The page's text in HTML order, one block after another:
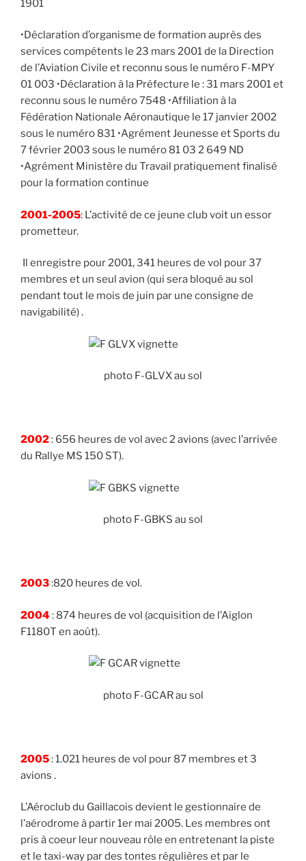
1901
•Déclaration d’organisme de formation auprès des
services compétents le 23 mars 2001 de la Direction
de l’Aviation Civile et reconnu sous le numéro F-MPY
01 003 •Déclaration à la Préfecture le : 31 mars 2001 et
reconnu sous le numéro 7548 •Affiliation à la
Fédération Nationale Aéronautique le 17 janvier 2002
sous le numéro 831 •Agrément Jeunesse et Sports du
7 février 2003 sous le numéro 81 03 2 649 ND
•Agrément Ministère du Travail pratiquement finalisé
pour la formation continue
2001-2005: L’activité de ce jeune club voit un essor
prometteur.
Il enregistre pour 2001, 341 heures de vol pour 37
membres et un seul avion (qui sera bloqué au sol
pendant tout le mois de juin par une consigne de
navigabilité) .
photo F-GLVX au sol
2002: 656 heures de vol avec 2 avions (avec l’arrivée
du Rallye MS 150 ST).
photo F-GBKS au sol
2003:820 heures de vol.
2004: 874 heures de vol (acquisition de l’Aiglon
F1180T en août).
photo F-GCAR au sol
2005: 1.021 heures de vol pour 87 membres et 3
avions .
L’Aéroclub du Gaillacois devient le gestionnaire de
l’aérodrome à partir 1er mai 2005. Les membres ont
pris à coeur leur nouveau rôle en entretenant la piste
et le taxi-way par des tontes régulières et par le